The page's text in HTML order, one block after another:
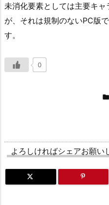
未消化要素としては主要キ
が、それは規制のないPC版
す。
0

よろしければシェアお願い